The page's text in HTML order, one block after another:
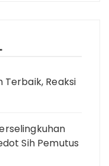
Terbaik, Reaksi
Sih Pemutus